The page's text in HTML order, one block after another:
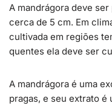
A mandrágora deve
cerca de 5 cm. Em
cultivada em regiões
quentes ela deve ser
A mandrágora é uma
pragas, e seu extrato é